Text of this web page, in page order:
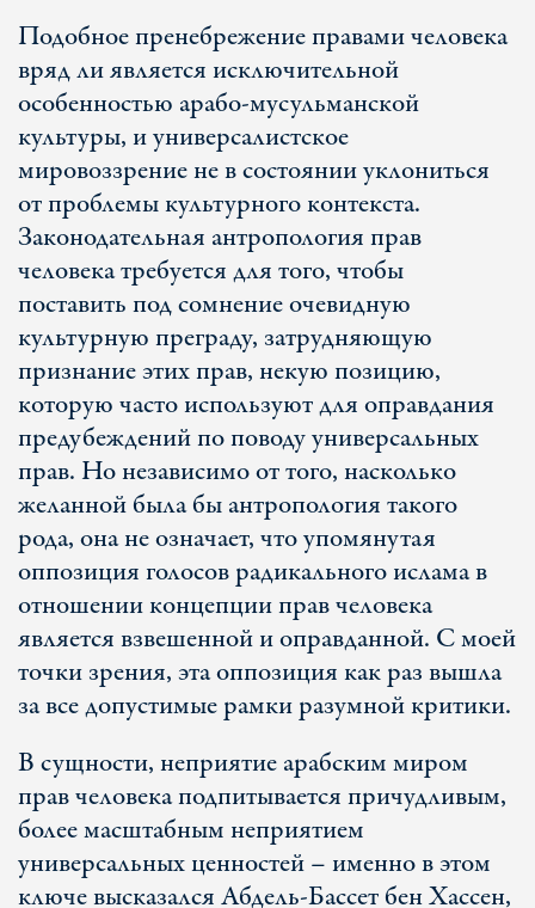
Подобное пренебрежение правами человека
вряд ли является исключительной
особенностью арабо-мусульманской
культуры, и универсалистское
мировоззрение не в состоянии уклониться
от проблемы культурного контекста.
Законодательная антропология прав
человека требуется для того, чтобы
поставить под сомнение очевидную
культурную преграду, затрудняющую
признание этих прав, некую позицию,
которую часто используют для оправдания
предубеждений по поводу универсальных
прав. Но независимо от того, насколько
желанной была бы антропология такого
рода, она не означает, что упомянутая
оппозиция голосов радикального ислама в
отношении концепции прав человека
является взвешенной и оправданной. С моей
точки зрения, эта оппозиция как раз вышла
за все допустимые рамки разумной критики.
В сущности, неприятие арабским миром
прав человека подпитывается причудливым,
более масштабным неприятием
универсальных ценностей – именно в этом
ключе высказался Абдель-Бассет бен Хассен,